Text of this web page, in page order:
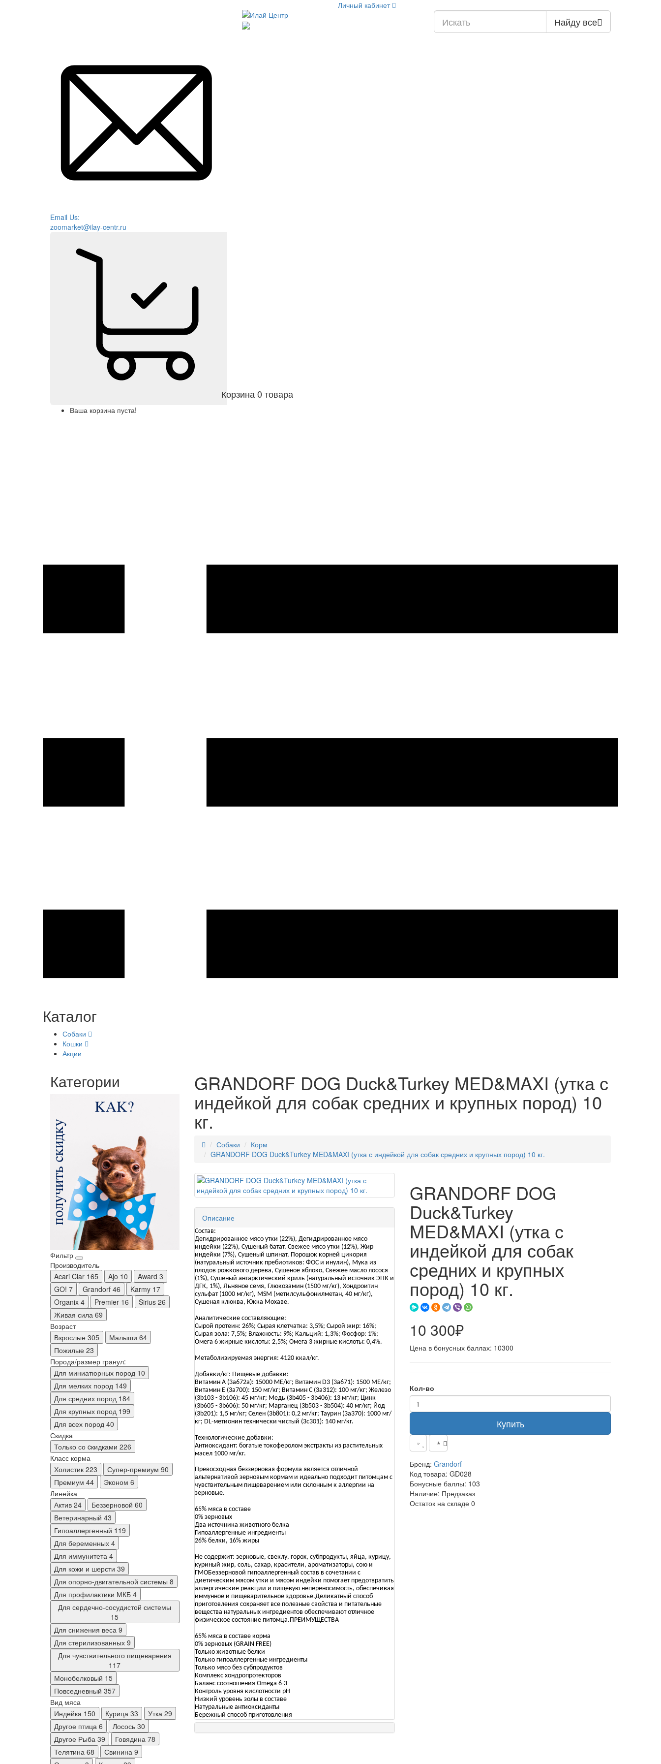
Личный кабинет
Найду все
Email Us:
zoomarket@ilay-centr.ru
Корзина 0 товара
Ваша корзина пуста!
Каталог
Собаки
Кошки
Акции
Категории
Фильтр
Производитель
Acari Ciar 165 Ajo 10 Award 3
GO! 7 Grandorf 46 Karmy 17
Organix 4 Premier 16 Sirius 26
Живая сила 69
Возраст
Взрослые 305 Малыши 64
Пожилые 23
Порода/размер гранул:
Для миниатюрных пород 10
Для мелких пород 149
Для средних пород 184
Для крупных пород 199
Для всех пород 40
Скидка
Только со cкидками 226
Класс корма
Холистик 223 Супер-премиум 90
Премиум 44 Эконом 6
Линейка
Актив 24 Беззерновой 60
Ветеринарный 43
Гипоаллергенный 119
Для беременных 4
Для иммунитета 4
Для кожи и шерсти 39
Для опорно-двигательной системы 8
Для профилактики МКБ 4
Для сердечно-сосудистой системы
15
Для снижения веса 9
Для стерилизованных 9
Для чувствительного пищеварения
117
Монобелковый 15
Повседневный 357
Вид мяса
Индейка 150 Курица 33 Утка 29
Другое птица 6 Лосось 30
Другое Рыба 39 Говядина 78
Телятина 68 Свинина 9
GRANDORF DOG Duck&Turkey MED&MAXI (утка с
индейкой для собак средних и крупных пород) 10
кг.
Собаки
Корм
GRANDORF DOG Duck&Turkey MED&MAXI (утка с индейкой для собак средних и крупных пород) 10 кг.
Описание
Состав:
Дегидрированное мясо утки (22%), Дегидрированное мясо
индейки (22%), Сушеный батат, Свежее мясо утки (12%), Жир
индейки (7%), Сушеный шпинат, Порошок корней цикория
(натуральный источник пребиотиков: ФОС и инулин), Мука из
плодов рожкового дерева, Сушеное яблоко, Свежее масло лосося
(1%), Сушеный антарктический криль (натуральный источник ЭПК и
ДГК, 1%), Льняное семя, Глюкозамин (1500 мг/кг), Хондроитин
сульфат (1000 мг/кг), MSM (метилсульфонилметан, 40 мг/кг),
Сушеная клюква, Юкка Мохаве.
Аналитические составляющие:
Сырой протеин: 26%; Сырая клетчатка: 3,5%; Сырой жир: 16%;
Сырая зола: 7,5%; Влажность: 9%; Кальций: 1,3%; Фосфор: 1%;
Омега 6 жирные кислоты: 2,5%; Омега 3 жирные кислоты: 0,4%.
Метаболизируемая энергия: 4120 ккал/кг.
Добавки/кг: Пищевые добавки:
Витамин А (3а672а): 15000 МЕ/кг; Витамин D3 (3а671): 1500 МЕ/кг;
Витамин Е (3а700): 150 мг/кг; Витамин С (3а312): 100 мг/кг; Железо
(3b103 - 3b106): 45 мг/кг; Медь (3b405 - 3b406): 13 мг/кг; Цинк
(3b605 - 3b606): 50 мг/кг; Марганец (3b503 - 3b504): 40 мг/кг; Йод
(3b201): 1,5 мг/кг; Селен (3b801): 0,2 мг/кг; Таурин (3a370): 1000 мг/
кг; DL-метионин технически чистый (3c301): 140 мг/кг.
Технологические добавки:
Антиоксидант: богатые токоферолом экстракты из растительных
масел 1000 мг/кг.
Превосходная беззерновая формула является отличной
альтернативой зерновым кормам и идеально подходит питомцам с
чувствительным пищеварением или склонным к аллергии на
зерновые.
65% мяса в составе
0% зерновых
Два источника животного белка
Гипоаллергенные ингредиенты
26% белки, 16% жиры
Не содержит: зерновые, свеклу, горох, субпродукты, яйца, курицу,
куриный жир, соль, сахар, красители, ароматизаторы, сою и
ГМОБеззерновой гипоаллергенный состав в сочетании с
диетическим мясом утки и мясом индейки помогает предотвратить
аллергические реакции и пищевую непереносимость, обеспечивая
иммунное и пищеварительное здоровье.Деликатный способ
приготовления сохраняет все полезные свойства и питательные
вещества натуральных ингредиентов обеспечивают отличное
физическое состояние питомца.ПРЕИМУЩЕСТВА
65% мяса в составе корма
0% зерновых (GRAIN FREE)
Только животные белки
Только гипоаллергенные ингредиенты
Только мясо без субпродуктов
Комплекс хондропротекторов
Баланс соотношения Omega 6-3
Контроль уровня кислотности рН
Низкий уровень золы в составе
Натуральные антиоксиданты
Бережный способ приготовления
GRANDORF DOG
Duck&Turkey
MED&MAXI (утка с
индейкой для собак
средних и крупных
пород) 10 кг.
10 300₽
Цена в бонусных баллах: 10300
Кол-во
Купить
Бренд: Grandorf
Код товара: GD028
Бонусные баллы: 103
Наличие: Предзаказ
Остаток на складе 0